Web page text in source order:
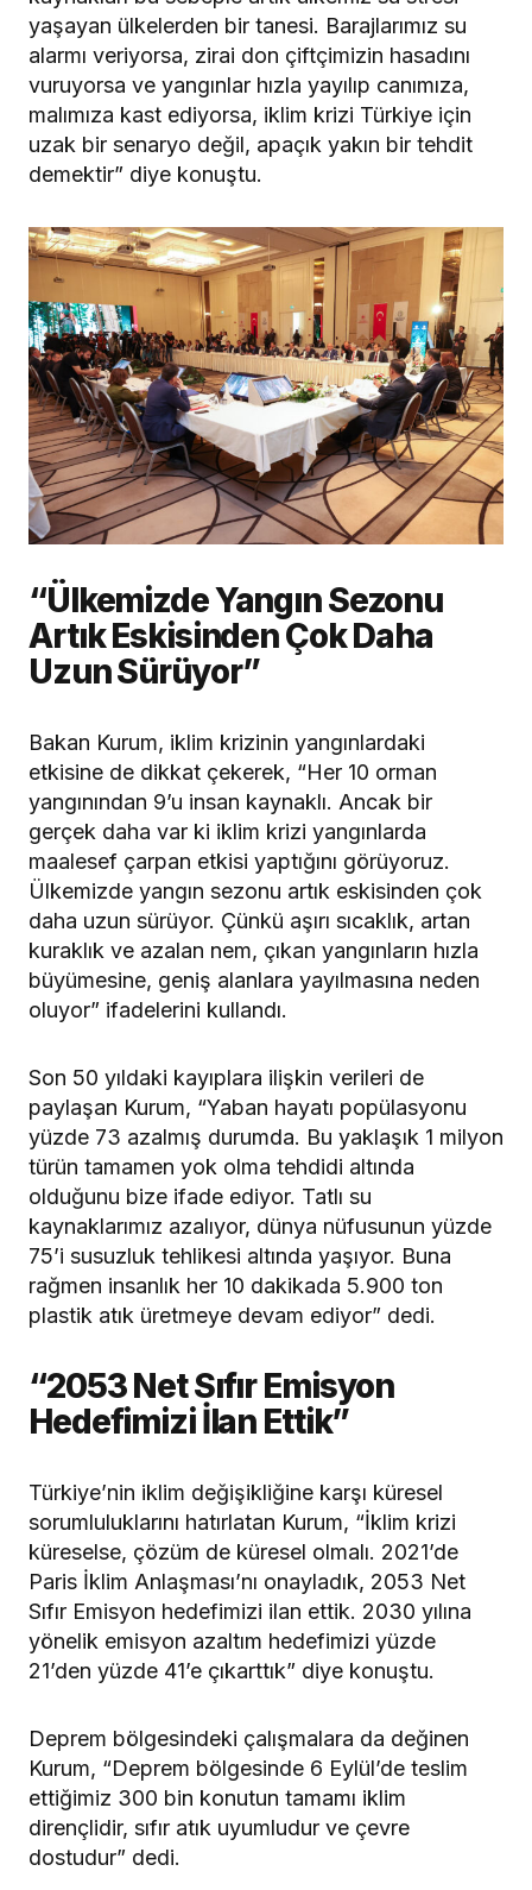
yaşayan ülkelerden bir tanesi. Barajlarımız su
alarmı veriyorsa, zirai don çiftçimizin hasadını
vuruyorsa ve yangınlar hızla yayılıp canımıza,
malımıza kast ediyorsa, iklim krizi Türkiye için
uzak bir senaryo değil, apaçık yakın bir tehdit
demektir” diye konuştu.
“Ülkemizde Yangın Sezonu
Artık Eskisinden Çok Daha
Uzun Sürüyor”
Bakan Kurum, iklim krizinin yangınlardaki
etkisine de dikkat çekerek, “Her 10 orman
yangınından 9’u insan kaynaklı. Ancak bir
gerçek daha var ki iklim krizi yangınlarda
maalesef çarpan etkisi yaptığını görüyoruz.
Ülkemizde yangın sezonu artık eskisinden çok
daha uzun sürüyor. Çünkü aşırı sıcaklık, artan
kuraklık ve azalan nem, çıkan yangınların hızla
büyümesine, geniş alanlara yayılmasına neden
oluyor” ifadelerini kullandı.
Son 50 yıldaki kayıplara ilişkin verileri de
paylaşan Kurum, “Yaban hayatı popülasyonu
yüzde 73 azalmış durumda. Bu yaklaşık 1 milyon
türün tamamen yok olma tehdidi altında
olduğunu bize ifade ediyor. Tatlı su
kaynaklarımız azalıyor, dünya nüfusunun yüzde
75’i susuzluk tehlikesi altında yaşıyor. Buna
rağmen insanlık her 10 dakikada 5.900 ton
plastik atık üretmeye devam ediyor” dedi.
“2053 Net Sıfır Emisyon
Hedefimizi İlan Ettik”
Türkiye’nin iklim değişikliğine karşı küresel
sorumluluklarını hatırlatan Kurum, “İklim krizi
küreselse, çözüm de küresel olmalı. 2021’de
Paris İklim Anlaşması’nı onayladık, 2053 Net
Sıfır Emisyon hedefimizi ilan ettik. 2030 yılına
yönelik emisyon azaltım hedefimizi yüzde
21’den yüzde 41’e çıkarttık” diye konuştu.
Deprem bölgesindeki çalışmalara da değinen
Kurum, “Deprem bölgesinde 6 Eylül’de teslim
ettiğimiz 300 bin konutun tamamı iklim
dirençlidir, sıfır atık uyumludur ve çevre
dostudur” dedi.